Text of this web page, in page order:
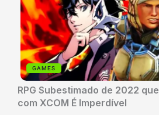
GAMES
RPG Subestimado de 2022
com XCOM É Imperdível